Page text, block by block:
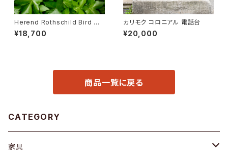
Herend Rothschild Bird ハ
ンドル付ケーキプレート
¥18,700
カリモク コロニアル 電話台
¥20,000
商品一覧に戻る
CATEGORY
家具